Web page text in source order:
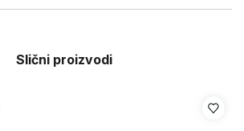
Slični proizvodi